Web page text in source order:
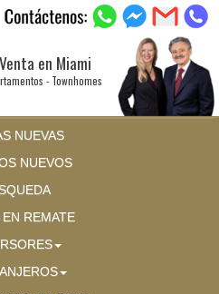
en Miami
- Townhomes
NUEVAS
NUEVOS
REMATE